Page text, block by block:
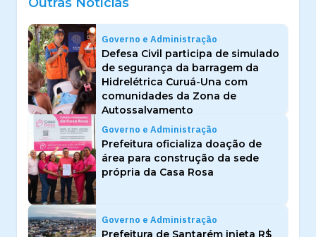
Governo e Administração
Defesa Civil participa de simulado
de segurança da barragem da
Hidrelétrica Curuá-Una com
comunidades da Zona de
Autossalvamento
Governo e Administração
Prefeitura oficializa doação de
área para construção da sede
própria da Casa Rosa
Governo e Administração
Prefeitura de Santarém injeta R$